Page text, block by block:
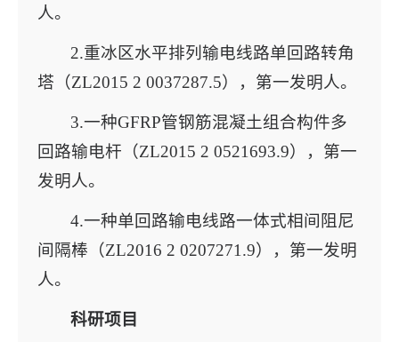
人。
2.重冰区水平排列输电线路单回路转角
塔（ZL2015 2 0037287.5），第一发明人。
3.一种GFRP管钢筋混凝土组合构件多
回路输电杆（ZL2015 2 0521693.9），第一
发明人。
4.一种单回路输电线路一体式相间阻尼
间隔棒（ZL2016 2 0207271.9），第一发明
人。
科研项目